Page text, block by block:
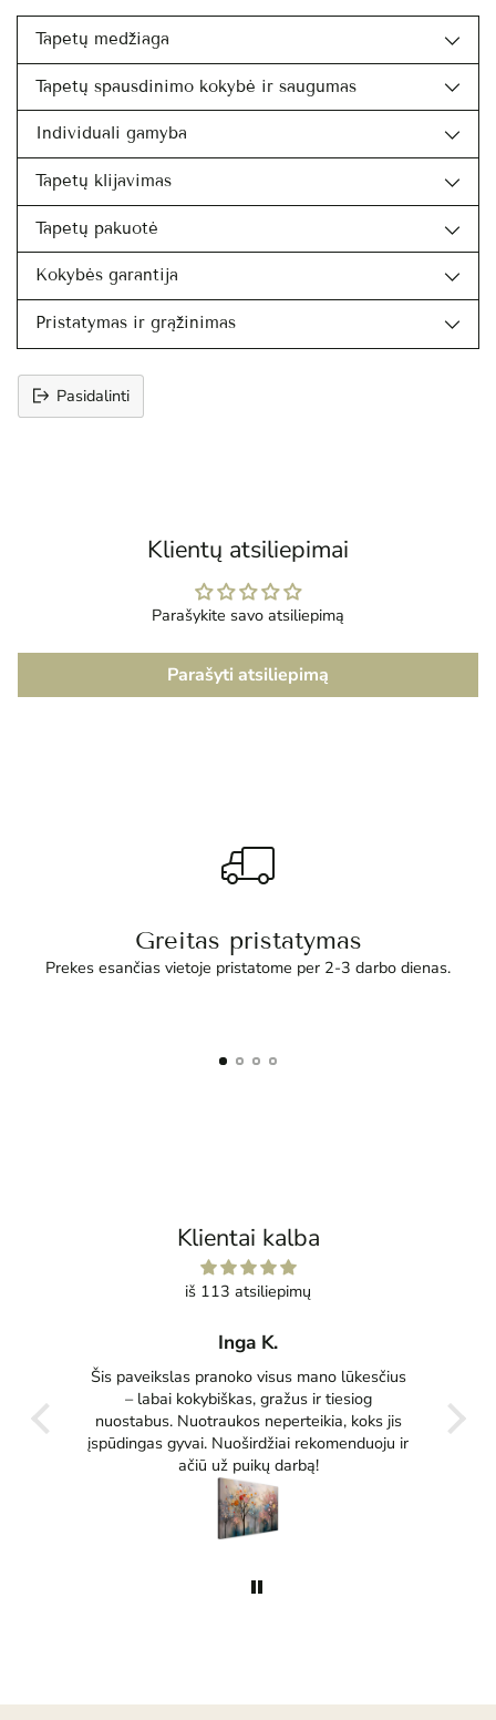
Tapetų medžiaga
Tapetų spausdinimo kokybė ir saugumas
Individuali gamyba
Tapetų klijavimas
Tapetų pakuotė
Kokybės garantija
Pristatymas ir grąžinimas
Pasidalinti
Klientų atsiliepimai
Parašykite savo atsiliepimą
Parašyti atsiliepimą
Greitas pristatymas
Prekes esančias vietoje pristatome per 2-3 darbo dienas.
Klientai kalba
iš 113 atsiliepimų
Inga K.
Šis paveikslas pranoko visus mano lūkesčius
– labai kokybiškas, gražus ir tiesiog
nuostabus. Nuotraukos neperteikia, koks jis
įspūdingas gyvai. Nuoširdžiai rekomenduoju ir
ačiū už puikų darbą!